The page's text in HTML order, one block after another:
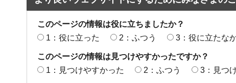
このページの情報は役に立ちましたか？
1：役に立った
2：ふつう 3：役に立たな
このページの情報は見つけやすかったですか？
1：見つけやすかった
2：ふつう 3：見つ